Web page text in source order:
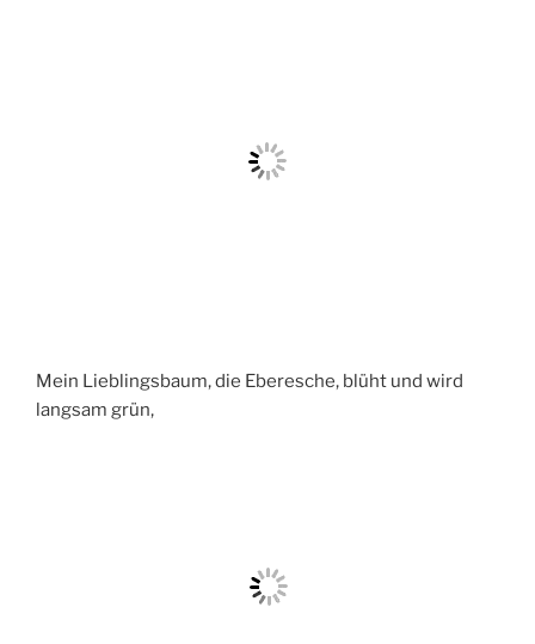
Mein Lieblingsbaum, die Eberesche, blüht und wird
langsam grün,